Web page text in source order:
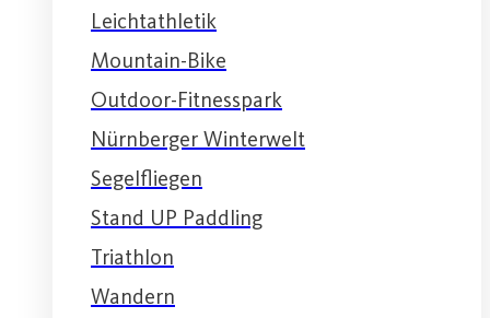
Leichtathletik
Mountain-Bike
Outdoor-Fitnesspark
Nürnberger Winterwelt
Segelfliegen
Stand UP Paddling
Triathlon
Wandern